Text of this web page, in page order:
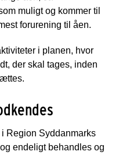
muligt og kommer til
forurening til åen.
i planen, hvor
der skal tages, inden
Region Syddanmarks
endeligt behandles og